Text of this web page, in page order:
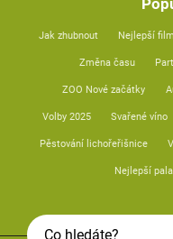
Jak zhubnout Nejlepší
Změna času
ZOO Nové začátky
Volby 2025 Svařené víno
Pěstování lichořeřišnice
Nejlepší